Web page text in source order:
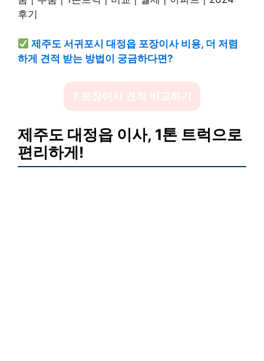
제주도 서귀포시 대정읍 포장이사 비용, 더 저렴
하게 견적 받는 방법이 궁금하다면?
? 포장이사 견적 비교하기
제주도 대정읍 이사, 1톤 트럭으로
편리하게!